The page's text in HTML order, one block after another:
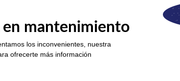
en mantenimiento
los inconvenientes, nuestra
ofrecerte más información